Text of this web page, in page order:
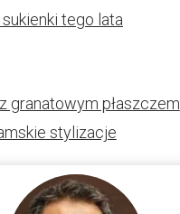
tego lata
granatowym płaszczem
stylizacje